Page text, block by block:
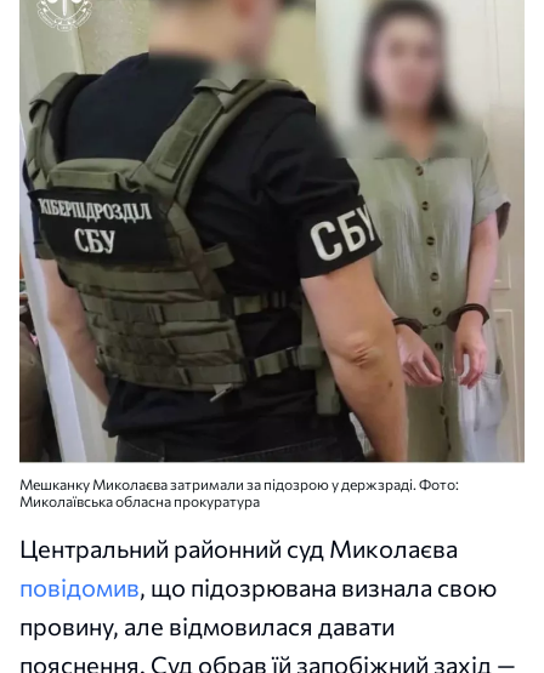
Мешканку Миколаєва затримали за підозрою у держзраді. Фото:
Миколаївська обласна прокуратура
Центральний районний суд Миколаєва
повідомив, що підозрювана визнала свою
провину, але відмовилася давати
пояснення. Суд обрав їй запобіжний захід —